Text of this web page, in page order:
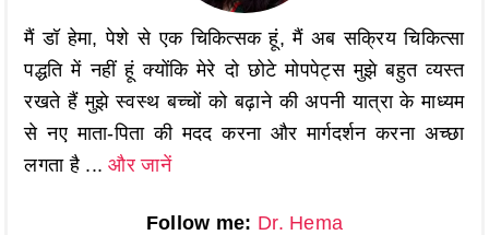
मैं डॉ हेमा, पेशे से एक चिकित्सक हूं, मैं अब सक्रिय चिकित्सा
पद्धति में नहीं हूं क्योंकि मेरे दो छोटे मोपपेट्स मुझे बहुत व्यस्त
रखते हैं मुझे स्वस्थ बच्चों को बढ़ाने की अपनी यात्रा के माध्यम
से नए माता-पिता की मदद करना और मार्गदर्शन करना अच्छा
लगता है ...और जानें
Follow me: Dr. Hema